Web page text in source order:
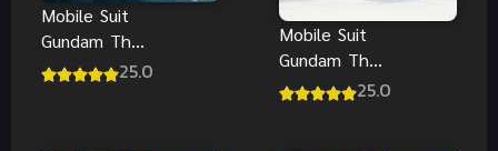
Mobile Suit
Gundam The
Witch from25.0
Mobile Suit
Gundam The
Witch from25.0